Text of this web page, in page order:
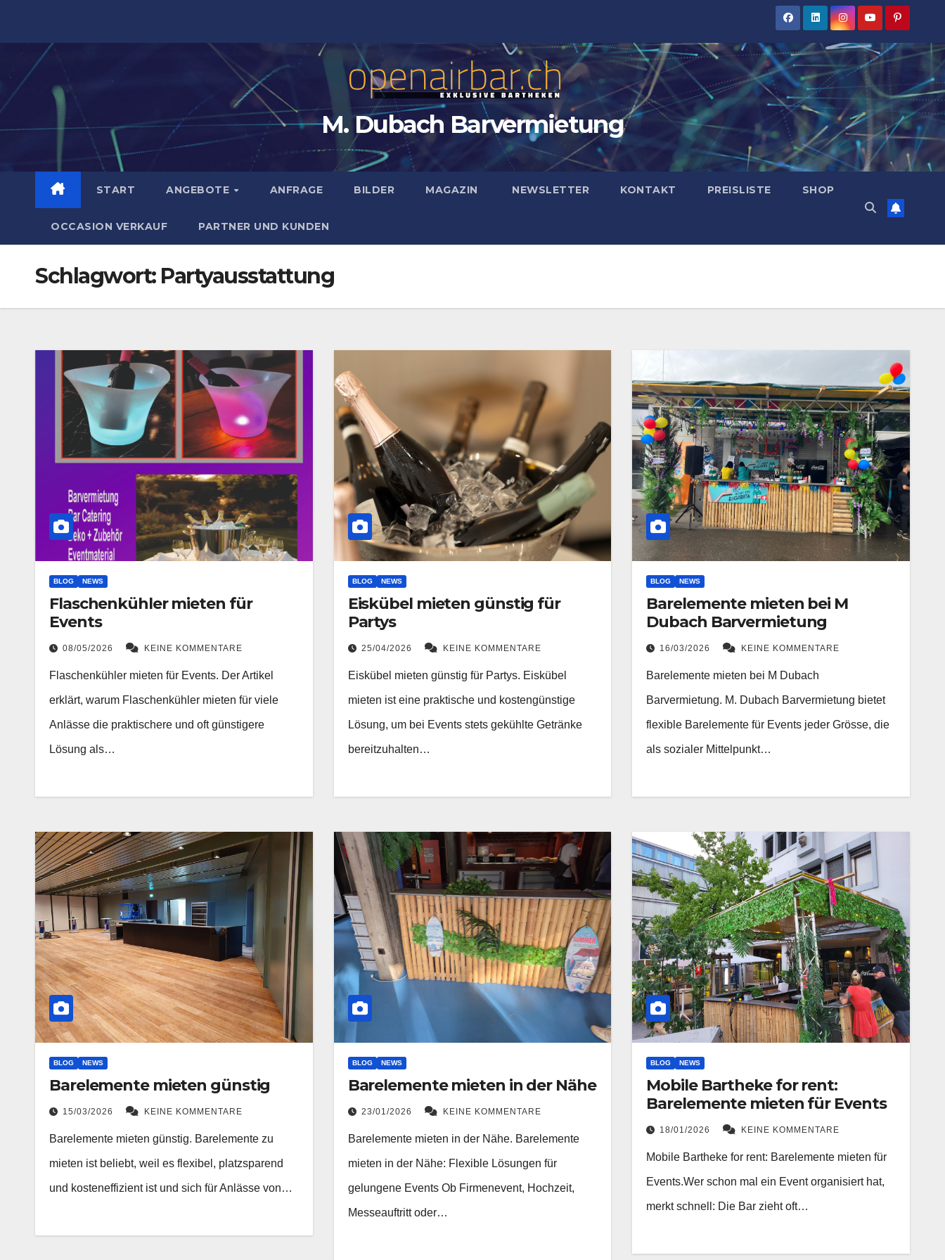
M. Dubach Barvermietung
START ANGEBOTE ANFRAGE BILDER MAGAZIN NEWSLETTER KONTAKT PREISLISTE SHOP
OCCASION VERKAUF PARTNER UND KUNDEN
Schlagwort: Partyausstattung
BLOG NEWS
Flaschenkühler mieten für
Events
08/05/2026 KEINE KOMMENTARE
Flaschenkühler mieten für Events. Der Artikel
erklärt, warum Flaschenkühler mieten für viele
Anlässe die praktischere und oft günstigere
Lösung als…
BLOG NEWS
Eiskübel mieten günstig für
Partys
25/04/2026 KEINE KOMMENTARE
Eiskübel mieten günstig für Partys. Eiskübel
mieten ist eine praktische und kostengünstige
Lösung, um bei Events stets gekühlte Getränke
bereitzuhalten…
BLOG NEWS
Barelemente mieten bei M
Dubach Barvermietung
16/03/2026 KEINE KOMMENTARE
Barelemente mieten bei M Dubach
Barvermietung. M. Dubach Barvermietung bietet
flexible Barelemente für Events jeder Grösse, die
als sozialer Mittelpunkt…
BLOG NEWS
Barelemente mieten günstig
15/03/2026 KEINE KOMMENTARE
Barelemente mieten günstig. Barelemente zu
mieten ist beliebt, weil es flexibel, platzsparend
und kosteneffizient ist und sich für Anlässe von…
BLOG NEWS
Barelemente mieten in der Nähe
23/01/2026 KEINE KOMMENTARE
Barelemente mieten in der Nähe. Barelemente
mieten in der Nähe: Flexible Lösungen für
gelungene Events Ob Firmenevent, Hochzeit,
Messeauftritt oder…
BLOG NEWS
Mobile Bartheke for rent:
Barelemente mieten für Events
18/01/2026 KEINE KOMMENTARE
Mobile Bartheke for rent: Barelemente mieten für
Events.Wer schon mal ein Event organisiert hat,
merkt schnell: Die Bar zieht oft…